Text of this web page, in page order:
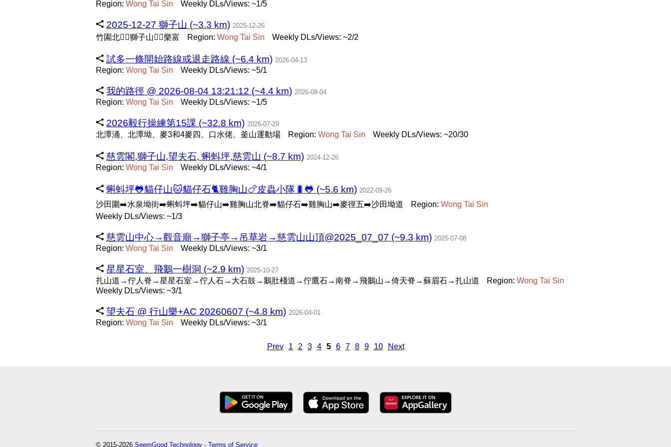
Region: Wong Tai Sin Weekly DLs/Views: ~1/5
2025-12-27 獅子山 (~3.3 km) 2025-12-26
竹園北👉🏻獅子山👉🏻樂富 Region: Wong Tai Sin Weekly DLs/Views: ~2/2
試多一條開始路線或退走路線 (~6.4 km) 2026-04-13
Region: Wong Tai Sin Weekly DLs/Views: ~5/1
我的路徑 @ 2026-08-04 13:21:12 (~4.4 km) 2026-08-04
Region: Wong Tai Sin Weekly DLs/Views: ~1/5
2026毅行操練第15課 (~32.8 km) 2026-07-29
北潭涌、北潭坳、麥3和4麥四、口水佬、釜山運動場 Region: Wong Tai Sin Weekly DLs/Views: ~20/30
慈雲閣,獅子山,望夫石, 蝌蚪坪,慈雲山 (~8.7 km) 2024-12-26
Region: Wong Tai Sin Weekly DLs/Views: ~4/1
蝌蚪坪🐸貓仔山🐱貓仔石🐈雞胸山🍗皮蟲小隊🐛🐸 (~5.6 km) 2022-09-26
沙田圍➡️水泉坳街➡️蝌蚪坪➡️貓仔山➡️雞胸山北脊➡️貓仔石➡️雞胸山➡️麥徑五➡️沙田坳道 Region: Wong Tai Sin
Weekly DLs/Views: ~1/3
慈雲山中心→觀音廟→獅子亭→吊草岩→慈雲山山頂@2025_07_07 (~9.3 km) 2025-07-08
Region: Wong Tai Sin Weekly DLs/Views: ~3/1
星星石室、飛鵝一樹洞 (~2.9 km) 2025-10-27
扎山道→佇人脊→星星石室→佇人石→大石鼓→鵝肚棧道→佇鷹石→南脊→飛鵝山→倚天脊→蘇眉石→扎山道 Region: Wong Tai Sin
Weekly DLs/Views: ~3/1
望夫石 @ 行山樂+AC 20260607 (~4.8 km) 2026-04-01
Region: Wong Tai Sin Weekly DLs/Views: ~3/1
Prev 1 2 3 4 5 6 7 8 9 10 Next
© 2015-2026 SeemGood Technology - Terms of Service